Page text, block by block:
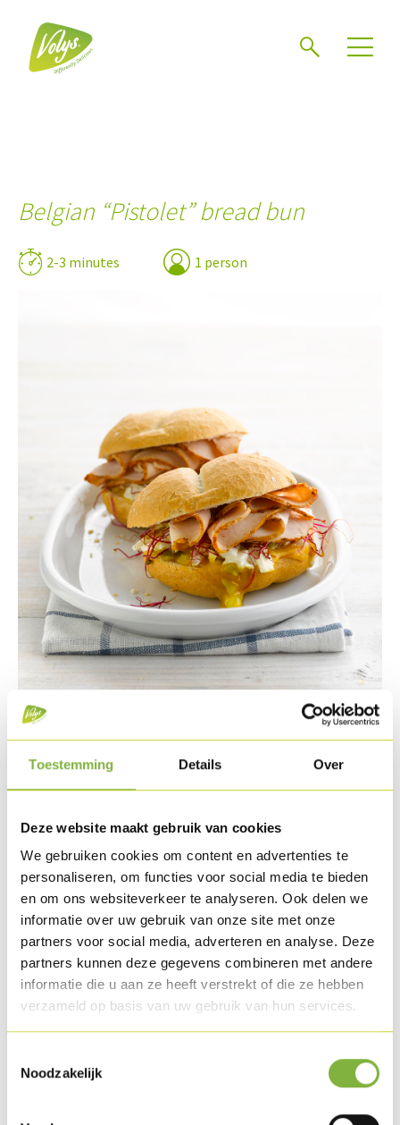
Toestemming Details Over
Deze website maakt gebruik van cookies
We gebruiken cookies om content en advertenties te
personaliseren, om functies voor social media te bieden
en om ons websiteverkeer te analyseren. Ook delen we
informatie over uw gebruik van onze site met onze
partners voor social media, adverteren en analyse. Deze
partners kunnen deze gegevens combineren met andere
informatie die u aan ze heeft verstrekt of die ze hebben
verzameld op basis van uw gebruik van hun services.
Noodzakelijk
Belgian “Pistolet” bread bun
2-3 minutes 1 person
Ingredients
Oven roasted Turkey fillet
Mayonnaise pickles (Belgian pickles, mayonnaise)
Beetroot shoots
Preparation
Prepare with the ingredients above.
Related products